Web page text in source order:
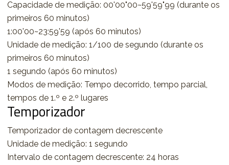
Capacidade de medição: 00'00"00~59'59"99 (durante os
primeiros 60 minutos)
1:00'00~23:59'59 (após 60 minutos)
Unidade de medição: 1/100 de segundo (durante os
primeiros 60 minutos)
1 segundo (após 60 minutos)
Modos de medição: Tempo decorrido, tempo parcial,
tempos de 1.º e 2.º lugares
Temporizador
Temporizador de contagem decrescente
Unidade de medição: 1 segundo
Intervalo de contagem decrescente: 24 horas